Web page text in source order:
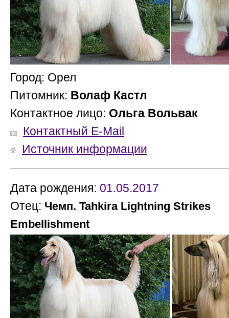
Город: Орел
Питомник: Волаф Кастл
Контактное лицо: Ольга Вольвак
Контактный E-Mail
Источник информации
Дата рождения: 01.05.2017
Отец: Чемп. Tahkira Lightning Strikes
Embellishment